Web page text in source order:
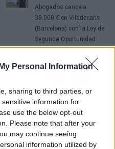
Personal Information
sharing to third parties, or
information for
use the below opt-out
Please note that after your
may continue seeing
information utilized by
Abogados cancela
38.000 € en Viladecans
(Barcelona) con la Ley de
Segunda Oportunidad